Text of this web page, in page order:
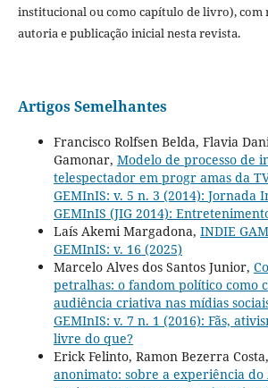
institucional ou como capítulo de livro), com
autoria e publicação inicial nesta revista.
Artigos Semelhantes
Francisco Rolfsen Belda, Flavia
Gamonar, Modelo de processo de
telespectador em progr amas da
GEMInIS: v. 5 n. 3 (2014): Jornada
GEMInIS (JIG 2014):
Laís Akemi Margadona, INDIE
GEMInIS: v. 16 (2025)
Marcelo Alves dos Santos Junior,
petralhas: o fandom político como
audiência criativa nas mídias
GEMInIS: v. 7 n. 1 (2016): Fãs,
livre do que?
Erick Felinto, Ramon Bezerra Costa,
anonimato: sobre a experiência do